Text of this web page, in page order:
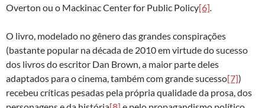
Overton ou o Mackinac Center for Public Policy[6]
O livro, modelado no gênero das grandes conspirações
(bastante popular na década de 2010 em virtude do sucesso
dos livros do escritor Dan Brown, a maior parte deles
adaptados para o cinema, também com grande sucesso[7])
recebeu críticas pesadas pela própria qualidade da prosa, dos